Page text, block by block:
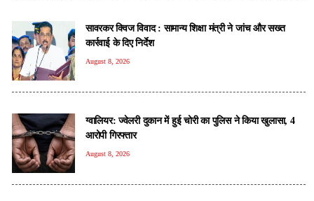
सावरकर क्विज विवाद : सामान्य शिक्षा मंत्री ने जांच और सख्त
कार्रवाई के दिए निर्देश
August 8, 2026
ग्वालियर: ज्वेलरी दुकान में हुई चोरी का पुलिस ने किया खुलासा, 4
आरोपी गिरफ्तार
August 8, 2026